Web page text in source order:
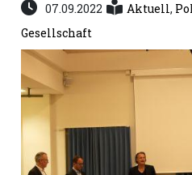
Stellen
E-
Paper
App
07.09.2022 Aktuell,
Gesellschaft